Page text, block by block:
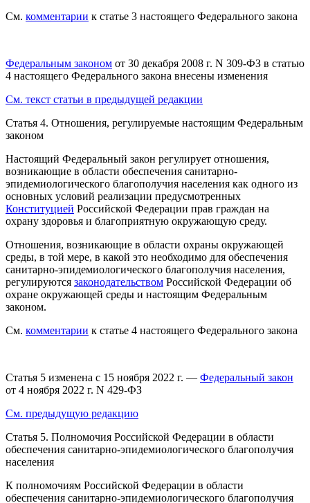
См. комментарии к статье 3 настоящего Федерального закона
Федеральным законом от 30 декабря 2008 г. N 309-ФЗ в статью
4 настоящего Федерального закона внесены изменения
См. текст статьи в предыдущей редакции
Статья 4. Отношения, регулируемые настоящим Федеральным
законом
Настоящий Федеральный закон регулирует отношения,
возникающие в области обеспечения санитарно-
эпидемиологического благополучия населения как одного из
основных условий реализации предусмотренных
Конституцией Российской Федерации прав граждан на
охрану здоровья и благоприятную окружающую среду.
Отношения, возникающие в области охраны окружающей
среды, в той мере, в какой это необходимо для обеспечения
санитарно-эпидемиологического благополучия населения,
регулируются законодательством Российской Федерации об
охране окружающей среды и настоящим Федеральным
законом.
См. комментарии к статье 4 настоящего Федерального закона
Статья 5 изменена с 15 ноября 2022 г. — Федеральный закон
от 4 ноября 2022 г. N 429-ФЗ
См. предыдущую редакцию
Статья 5. Полномочия Российской Федерации в области
обеспечения санитарно-эпидемиологического благополучия
населения
К полномочиям Российской Федерации в области
обеспечения санитарно-эпидемиологического благополучия